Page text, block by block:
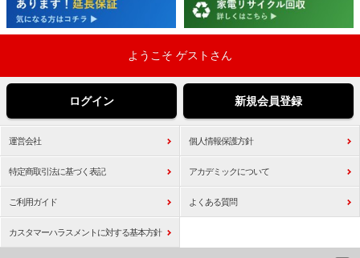
ようこそ ゲストさん
ログイン 新規会員登録
運営会社 個人情報保護方針
特定商取引法に基づく表記 アカデミックについて
ご利用ガイド よくある質問
カスタマーハラスメントに対する基本方針